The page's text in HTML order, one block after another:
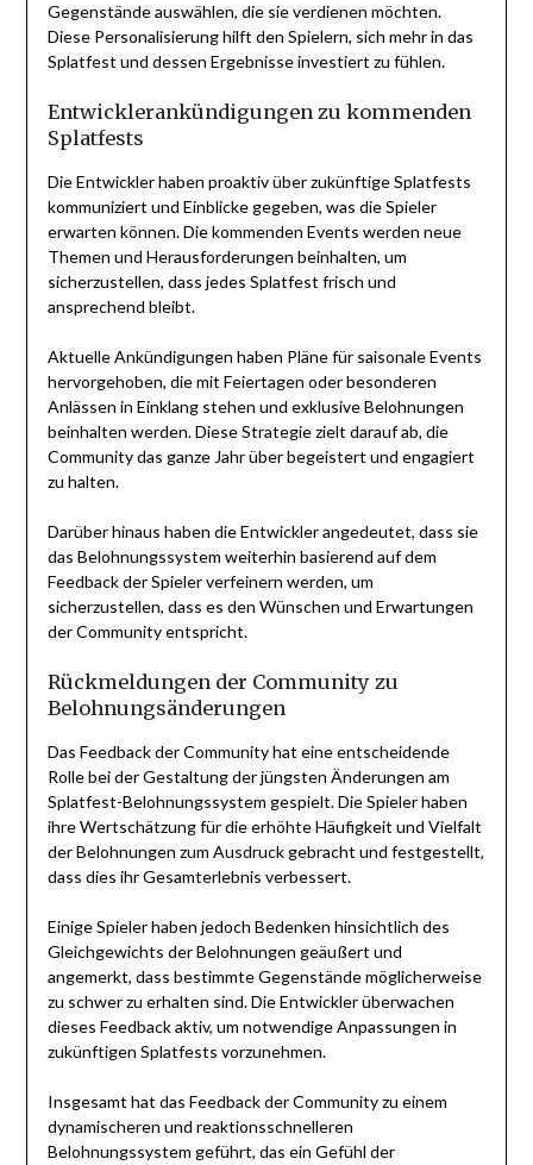
Gegenstände auswählen, die sie verdienen möchten.
Diese Personalisierung hilft den Spielern, sich mehr in das
Splatfest und dessen Ergebnisse investiert zu fühlen.
Entwicklerankündigungen zu kommenden
Splatfests
Die Entwickler haben proaktiv über zukünftige Splatfests
kommuniziert und Einblicke gegeben, was die Spieler
erwarten können. Die kommenden Events werden neue
Themen und Herausforderungen beinhalten, um
sicherzustellen, dass jedes Splatfest frisch und
ansprechend bleibt.
Aktuelle Ankündigungen haben Pläne für saisonale Events
hervorgehoben, die mit Feiertagen oder besonderen
Anlässen in Einklang stehen und exklusive Belohnungen
beinhalten werden. Diese Strategie zielt darauf ab, die
Community das ganze Jahr über begeistert und engagiert
zu halten.
Darüber hinaus haben die Entwickler angedeutet, dass sie
das Belohnungssystem weiterhin basierend auf dem
Feedback der Spieler verfeinern werden, um
sicherzustellen, dass es den Wünschen und Erwartungen
der Community entspricht.
Rückmeldungen der Community zu
Belohnungsänderungen
Das Feedback der Community hat eine entscheidende
Rolle bei der Gestaltung der jüngsten Änderungen am
Splatfest-Belohnungssystem gespielt. Die Spieler haben
ihre Wertschätzung für die erhöhte Häufigkeit und Vielfalt
der Belohnungen zum Ausdruck gebracht und festgestellt,
dass dies ihr Gesamterlebnis verbessert.
Einige Spieler haben jedoch Bedenken hinsichtlich des
Gleichgewichts der Belohnungen geäußert und
angemerkt, dass bestimmte Gegenstände möglicherweise
zu schwer zu erhalten sind. Die Entwickler überwachen
dieses Feedback aktiv, um notwendige Anpassungen in
zukünftigen Splatfests vorzunehmen.
Insgesamt hat das Feedback der Community zu einem
dynamischeren und reaktionsschnelleren
Belohnungssystem geführt, das ein Gefühl der